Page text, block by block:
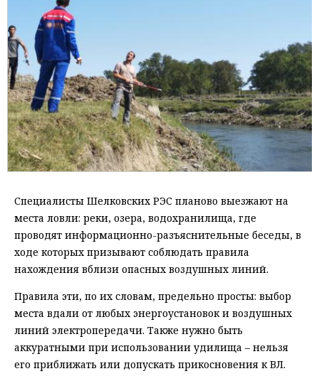
Специалисты Шелковских РЭС планово выезжают на
места ловли: реки, озера, водохранилища, где
проводят информационно-разъяснительные беседы, в
ходе которых призывают соблюдать правила
нахождения вблизи опасных воздушных линий.
Правила эти, по их словам, предельно просты: выбор
места вдали от любых энергоустановок и воздушных
линий электропередачи. Также нужно быть
аккуратными при использовании удилища – нельзя
его приближать или допускать прикосновения к ВЛ.